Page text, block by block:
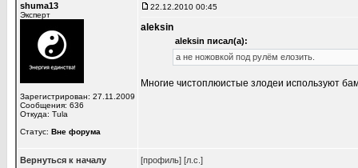
shuma13
Эксперт
Зарегистрирован: 27.11.2009
Сообщения: 636
Откуда: Tula
Статус: Вне форума
22.12.2010 00:45
aleksin
aleksin писал(а):
а не ножовкой под рулём елозить.
Многие чистоплюистые злодеи используют
Вернуться к началу [профиль] [л.с.]